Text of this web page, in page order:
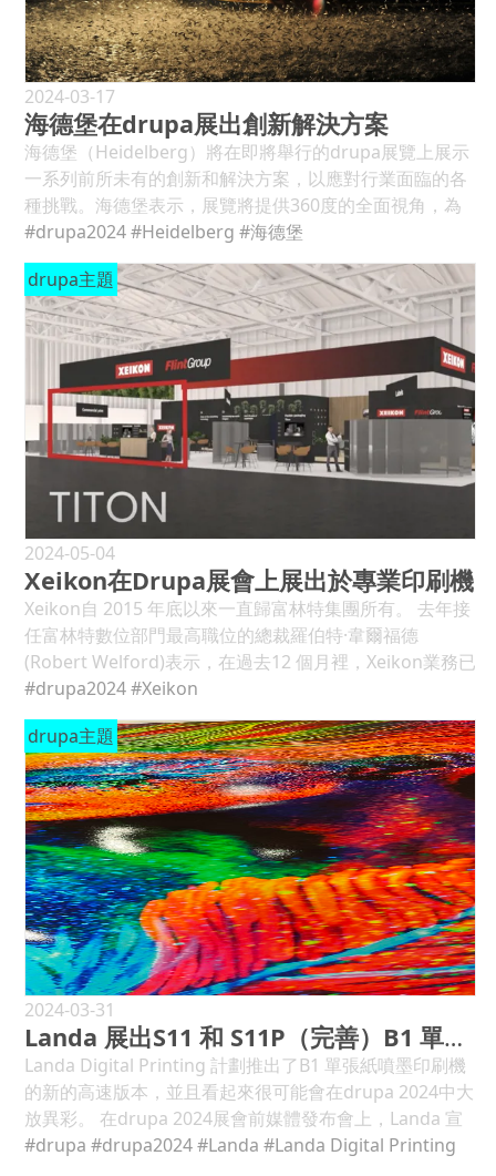
的情緒參與度更高(＋13%)。標籤除了影響葡萄酒受歡迎
的程度之外，還會影響感知的味道。(見圖3) ●圖1：標籤
有助於買家對產品的看法，望著產品標籤，顧客可能會被
平面設計、顏色或裝飾吸引，當然也會影響其購買選擇 ●
圖2：研究報告顯示，最能吸引消費者注意的瓶子是那些
具有視覺、顏色或材質並置特徵的對比，例如深色紙張和
閃亮金屬質感 ●圖3：從架上琳琅滿目的商品中選出自己
喜歡的，標籤除了影響葡萄酒受歡迎的程度之外，還會影
響感知的味道 標籤列印的市場趨勢 根據Mordor
Intelligence的數據，標籤印刷市場在2023年至2027年的
預測期內預計將以4.2% 的複合年增長率成長。在預測期
內，不同的因素正在推動標籤印刷成長，例如對更多標籤
的需求不斷增加，來自有吸引力的品牌客戶，對其製成品
印刷標籤的需求不斷增長。電子商務產業的快速增長，也
是推動印刷標籤採用的另一個重要因素。但該行業面臨的
挑戰是顯而易見的，尤其是批量生產產品的平均工作時間
和生命週期縮短，而標籤上的監管內容增加。近年來，數
位印刷已進入該領域，該技術增強在標籤設計中，提供新
應用的可能性，滿足不斷增長的市場需求。 如今印刷技術
供應商正在開發混合解決方案，在drupa 24展會上，將展
示混合印刷機的新發展。在過去的幾年裡，標籤加工商覺
得在產品生命週期的各個階段都需要自動化。由於工業部
門可用的勞動力較少，缺工成為生產鏈中的瓶頸。自動化
和互連性，從節省成本的話題變成工業生存的必需品。在
工作流程領域，趨勢將是朝著基於雲端的生態系統發展。
如今，印刷過程的自動化和數位化是必須具備的。自動化
意味著將系統整合到工廠生產流程中，從而實現遠端服
務、即時機器監控和報告生產數據。自動化的優點包括減
少浪費、快速設定、自動化色彩管理和減少人工干預。推
進技術的其他可能步驟，將透過人工智慧和機器學習的應
用來實現。例如，人工智慧工具和程式使設計過程變得自
主；同時，這些工具可幫助識別有缺陷的產品，以便可輕
鬆地將它們從最終產品中移除。(見圖4) 滿足包裝永續性的
因素 品牌所有者面臨的最大挑戰，是滿足包裝永續性方面
不斷變化的情況，特別是在不同國家和地區開展業務時，
要適應新頒布法令的複雜性。想想歐洲最近更新的包裝和
包裝廢棄物法規帶來新的挑戰，這些挑戰顯然需要在未來
幾年內解決。可回收性的設計要求，將引起人們對標籤和
容器在材料、油墨、黏合劑和尺寸覆蓋方面兼容性的關
注。 根據客戶的要求，自黏標籤(Self-adhesive Label)製
造商正在研究和開發更環保、同時也更經濟和高效的新解
決方案。為了實現這些目標，主要途徑是減少材料的使用
量。離型紙作為標籤的載體，在不乾膠產品的生產、轉換
和應用中發揮至關重要的作用。但在履行此過程中的作用
所有市場都相當平穩，但都對明年表現出極大的信心，也
許部分原因是drupa 2024的到來！ 連續第二年，印刷商
在全球範圍內漲價；在此之前價格連續下跌七年。收入以
迄今為止最快速度增長，而利潤率以有史以來最慢的速度
下降。這種模式並不普遍，歐洲和南美洲暨中美洲報告的
情況更加複雜，供應商也報告類似的樂觀評估。(見圖2) 商
業定價強勁，過去兩年淨差值平均為+57%，而2013～
2017年平均為-21%。過去兩年出版業的平均值也為
+57%；2013～2017年平均為-18%。這些數字表明這兩個
市場領域開始進入好時代。只要未在更廣泛的通脹壓力下
崩潰，整個產業更強勁的財務表現就令人欣慰。(見圖3) ●
圖1：2023年drupa印刷商按地區經濟信心指標(樂觀與悲
觀百分比淨差值) ●圖2：2023年drupa印刷商按市場經濟
信心指標(樂觀與悲觀百分比淨差值) ●圖3：歷年全球印刷
商按收入、價格、利潤、利用率、承印物料價格的財務表
現(樂觀與悲觀百分比淨差值) 單張紙平印市場反彈顯著 每
年，我們都會要求印刷商按印刷技術評估淨印刷量，圖4
顯示2023年度主要印刷工藝的總體結果和主要市場領域的
結果。單張紙平版印刷的反彈顯著，在所有市場中都有淨
增長，甚至包含多年萎靡的商業市場。柔印在包裝領域發
展迅速，數位碳粉單頁紙彩色印刷遠遠領先於各個市場中
的所有其他數位工藝。 在全球範圍內，數位採用率(聲稱
數位營業額占比25%以上的印刷商)從2014年的26%增長到
2023年的29%。乍看之下，這種增長很一般。然而，根據
各種產業消息來源，自2014年以來，儘管數位採用率似乎
在放緩，但數量的增長已經很明顯。 2014年，25%的印刷
商小組報告已經就有了網路印刷設備。2023年，此數字仍
為25%。有些地區由於文化、技術和其他的原因導致電子
商務較少，但這一個數字幾乎在所有地方都差不多。而在
新冠疫情期間，經營網路印刷的企業從該來源獲得的需求
激增，但2023年度的需求幾乎回落到新冠疫情之前的水
準。當中包裝產業是個例外，在2022年其主要增長基本保
持不變。 發達經濟體的印刷商就業人數持平，但在其他地
方則是出現顯著的增長。有47%的印刷商和39%的供應商
報告勞動力短缺，印刷商最難召募的是傳統的印刷機操作
員和印後加工人員，而對於供應商則是製造和技術支援人
員。對於63%的印刷商和73%的供應商來說，供應鏈問題
都迫在眉睫，儘管他們都預計2024年的問題會減少。 資本
支出在新冠疫情期間回落，2022年則不可避免地出現了遲
滯，但需求在2023年強勁回升，對今年drupa 2024的預
測甚至更高！包裝印刷商預計會有持續的需求，商業和出
版印刷商的需求會激增，而功能性之印刷商則是重新回到
自2018年以來的最低水準。與往常一樣，印刷技術和印後
處理設備是迄今為止最強大的目標。(見圖5) ●圖4：2023
用。業務副總裁Vicki Blake在最近舉行的FORUM &
INFOFLEX 2024上分享了一位品牌客戶的成功故事，強調
了數位色彩打樣在加快產品上市速度、節省資金和提高工
作流程效率方面的顯著優勢。 在drupa2024上，ICScolor
展示了其旗艦產品Remote Director的新功能和新外觀。
新發布的V4軟體驅動JUST-Normlicht DLS
ColorproofStation，這一先進的打樣解決方案能夠管理
和驗證供應鏈中所有位置的所有監視器，為使用者提供現
代化、簡化的協作數位打樣流程。此解決方案不僅加快了
錢，幫助品牌更快地將最終產品推向市場。 展會期間，
ICScolor每天中午12點還會在HYBRID Software合作夥伴
展位（7A/D03展廳）進行特別展示，重點介紹其與
HYBRID Software的CLOUDFLOW整合。CLOUDFLOW
是一個模組化製作工作流程套件，用於文件處理、資產管
理、軟打樣本和工作流程自動化。這次演示將展示兩個平
台無縫協作並作為一個應用程式運行的功能，為
CLOUDFLOW用戶提供真正的數位色彩打樣功能。 在參觀
過程中，設計印象記者團對ICScolor的技術和解決方案表
現出濃厚的興趣，並表示期待在未來的合作中，共同推動
數位色彩管理技術的發展與應用。設計印象記者團將持續
關注ICScolor的發展，期待未來的合作成果。
2024-03-17
海德堡在drupa展出創新解決方案
海德堡（Heidelberg）將在即將舉行的drupa展覽上展示
一系列前所未有的創新和解決方案，以應對行業面臨的各
種挑戰。海德堡表示，展覽將提供360度的全面視角，為
行業面臨的挑戰提供具體的解決方案。此外還將與合作夥
伴POLAR和MK Masterwork攜手合作，共同展示端到
端、高度自動化的包裝工作流程，進一步豐富展覽內容。
展覽的座右銘"發揮你的潛能"（Unfold your Potential）
將引領參觀者探索如何應對勞動力短缺、永續發展、競爭
力和數位化等關鍵問題。 勞動力挑戰 面對技術工人短缺的
挑戰，海德堡將展示如何利用高度自動化的解決方案和機
器人技術來支援員工的日常工作，同時提高生產力。這些
創新技術將有助於減輕勞動力壓力，讓企業更好地應對人
才短缺。 永續發展 在追求經濟效益的同時，海德堡致力於
實現永續經營。展覽中，參觀者將了解如何優化列印流程
以減少浪費和排放，同時提高能源效率。這些措施將有助
於企業實現可持續發展，並為環境保護做出貢獻。 競爭力
為了提高效率和生產力，海德堡將展示一系列解決方案，
以應對不斷增加的競爭壓力。從印後機器人和自動化到
Speedmaster XL 106的高速生產，這些創新技術將幫助
企業提升競爭力，擴大市場份額。 數位化 海德堡將展示如
何從數位化中受益，透過端到端自主列印和高度數位化工
提升生產效率，並為企業帶來更多商機。 drupa展覽中在
將會看到展示滿足工業包裝生產多樣化要求的 端到端、高
度自動化的 包裝工作流程。 重點將放在如何在成本壓力和
不斷變化的條件下提高競爭力的問題：印後的機器人和自
動化，與Speedmaster XL 106 及其每小時21,000 張的生
產速度一起，是印刷行業最高效的解決方案之一。市場。
作為膠印的替代方案，我們推出了與 Intellimatch 相結合
的新 Boardmaster：真正的大批量包裝印刷遊戲規則改變
者。 商業和出版 印刷商可以期待與 Prinect 的整合端到端
工作流程。透過 Plate to Unit 從印版成像到印版進給的自
動化，以及新一代 CutStar，Speedmaster XL 106 上的
端到端推送停止將成為膠印的新標準。輔以 StackStar C
印後協作機器人技術，生產比以往更有效率、更經濟。 在
體驗中心 ，參觀者可以沉浸在海德堡除純粹機器技術之外
的廣泛服務中。在這裡，我們展示了基於人工智慧的分析
工具、智慧輔助系統、線上服務和永續生產解決方案的創
新和有趣的方式，可以讓您的印刷產品變得更好，讓您的
#drupa2024#Heidelberg #海德堡
drupa主題
2024-05-04
Xeikon在Drupa展會上展出於專業印刷機
Xeikon自 2015 年底以來一直歸富林特集團所有。 去年接
任富林特數位部門最高職位的總裁羅伯特·韋爾福德
(Robert Welford)表示，在過去12 個月裡，Xeikon業務已
經“組織改造” ，以提供更好的客戶支援和服務。 “我們通
過專注於將銷售、營銷和服務部門的孤島整合為三個商業
集團來做到這一點，” “這個新的、精益的組織使我們能夠
更好地適應特定的市場需求，並更具反應性和以客戶為中
心。” 在 11 號展廳 600 平方公尺的展位上，Xeikon將在
四個不同的區域展示其產品系列，其中一個區域在展會之
前處於保密狀態。 然而，在drupa2024展會上，Xeikon
的商業印刷和平面藝術領域將首次沒有實體印刷機。 相
反，其商業印刷產品的推廣將透過資訊牆和樣品進行，而
Xeikon則專注於其針對其他市場的新產品。 「當我們決定
去drupa2024展會時，我們決定只展示我們的最新研發成
果和最新技術，」業務開發總監 Dimitri Van Gaever 說。
新的標籤印刷機 PX3300HD 加入其 Panther 系列。 它以
1,200dpi 的分辨率以五種顏色進行列印，是現有型號解析
度的兩倍，並且還使用了新墨水 PX-Cure LED HD。 寬度
為330m，列印速度可達70m/min。 PX3300HD 佔地面積
緊湊，還可與Xeikon標籤轉換單元混合配置。 Xeikon採
用 Titon 碳粉技術的 500 毫米寬 TX500 將首次展示，並配
#drupa2024#Xeikon
drupa主題
2024-03-31
Landa 展出S11 和 S11P（完善）B1 單張紙機型
Landa Digital Printing 計劃推出了B1 單張紙噴墨印刷機
的新的高速版本，並且看起來很可能會在drupa 2024中大
放異彩。 在drupa 2024展會前媒體發布會上，Landa 宣
布推出新的 S11 和 S11P（完善）B1 單張紙機型。「11K
#drupa #drupa2024#Landa #Landa Digital Printing